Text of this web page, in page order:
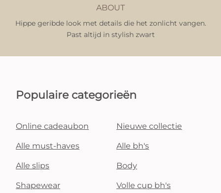
ABOUT
Hippe geribde look met details die het zonlicht vangen.
Past altijd in stylish zwart
Populaire categorieën
Online cadeaubon Nieuwe collectie
Alle must-haves Alle bh's
Alle slips Body
Shapewear Volle cup bh's